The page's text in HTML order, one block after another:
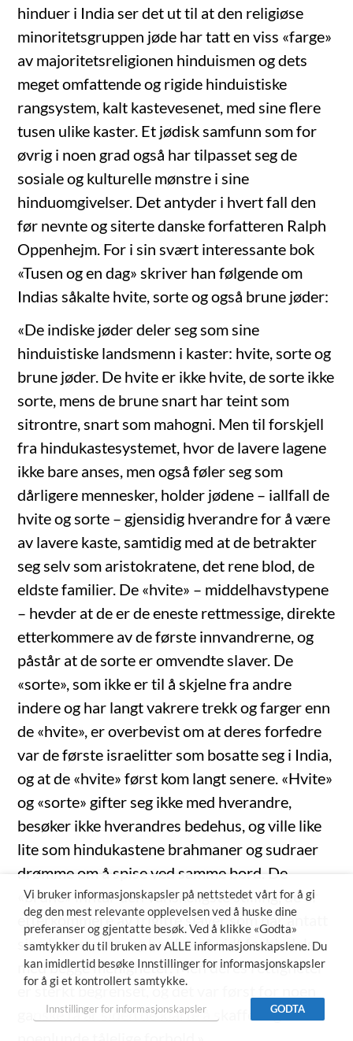
hinduer i India ser det ut til at den religiøse
minoritetsgruppen jøde har tatt en viss «farge»
av majoritetsreligionen hinduismen og dets
meget omfattende og rigide hinduistiske
rangsystem, kalt kastevesenet, med sine flere
tusen ulike kaster. Et jødisk samfunn som for
øvrig i noen grad også har tilpasset seg de
sosiale og kulturelle mønstre i sine
hinduomgivelser. Det antyder i hvert fall den
før nevnte og siterte danske forfatteren Ralph
Oppenhejm. For i sin svært interessante bok
«Tusen og en dag» skriver han følgende om
Indias såkalte hvite, sorte og også brune jøder:
«De indiske jøder deler seg som sine
hinduistiske landsmenn i kaster: hvite, sorte og
brune jøder. De hvite er ikke hvite, de sorte ikke
sorte, mens de brune snart har teint som
sitrontre, snart som mahogni. Men til forskjell
fra hindukastesystemet, hvor de lavere lagene
ikke bare anses, men også føler seg som
dårligere mennesker, holder jødene – iallfall de
hvite og sorte – gjensidig hverandre for å være
av lavere kaste, samtidig med at de betrakter
seg selv som aristokratene, det rene blod, de
eldste familier. De «hvite» – middelhavstypene
– hevder at de er de eneste rettmessige, direkte
etterkommere av de første innvandrerne, og
påstår at de sorte er omvendte slaver. De
«sorte», som ikke er til å skjelne fra andre
indere og har langt vakrere trekk og farger enn
de «hvite», er overbevist om at deres forfedre
var de første israelitter som bosatte seg i India,
og at de «hvite» først kom langt senere. «Hvite»
og «sorte» gifter seg ikke med hverandre,
besøker ikke hverandres bedehus, og ville like
lite som hindukastene brahmaner og sudraer
drømme om å spise ved samme bord. De
«brune» inntar den vanskeligste stilling, de er
etterkommere av frigitte slaver som har antatt
sine herrers tro, og har for så vidt forbindelse
med begge menigheter. Men deres rettigheter
er sterkt begrenset, og det var først for noen
ganske få år siden de klarte å skaffe seg
Vi bruker informasjonskapsler på nettstedet vårt for å gi
deg den mest relevante opplevelsen ved å huske dine
preferanser og gjentatte besøk. Ved å klikke «Godta»
samtykker du til bruken av ALLE informasjonskapslene. Du
kan imidlertid besøke Innstillinger for informasjonskapsler
for å gi et kontrollert samtykke.
Innstillinger for informasjonskapsler GODTA